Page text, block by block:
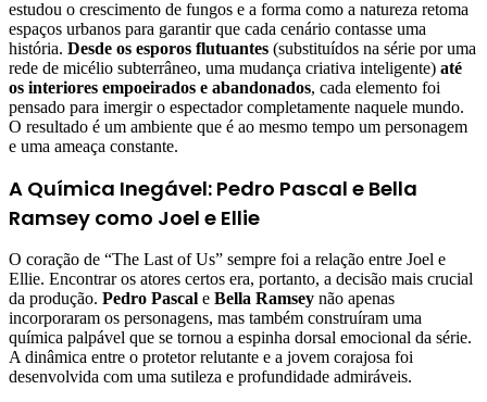
estudou o crescimento de fungos e a forma como a natureza retoma
espaços urbanos para garantir que cada cenário contasse uma
história. Desde os esporos flutuantes (substituídos na série por uma
rede de micélio subterrâneo, uma mudança criativa inteligente) até
os interiores empoeirados e abandonados, cada elemento foi
pensado para imergir o espectador completamente naquele mundo.
O resultado é um ambiente que é ao mesmo tempo um personagem
e uma ameaça constante.
A Química Inegável: Pedro Pascal e Bella
Ramsey como Joel e Ellie
O coração de “The Last of Us” sempre foi a relação entre Joel e
Ellie. Encontrar os atores certos era, portanto, a decisão mais crucial
da produção. Pedro Pascal e Bella Ramsey não apenas
incorporaram os personagens, mas também construíram uma
química palpável que se tornou a espinha dorsal emocional da série.
A dinâmica entre o protetor relutante e a jovem corajosa foi
desenvolvida com uma sutileza e profundidade admiráveis.